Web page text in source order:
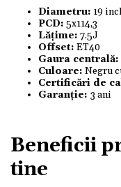
Diametru: 19
PCD: 5x114,3
Lățime: 7.5J
Offset: ET40
Gaura centrală:
Culoare: Negru
Certificări de
Garanție: 3 ani
Beneficii
tine